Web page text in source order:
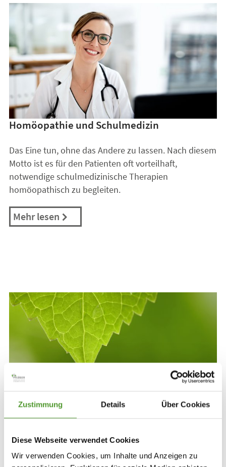
Zustimmung Details Über Cookies
Diese Webseite verwendet Cookies
Wir verwenden Cookies, um Inhalte und Anzeigen zu
Homöopathie und Schulmedizin
Das Eine tun, ohne das Andere zu lassen. Nach diesem
Motto ist es für den Patienten oft vorteilhaft,
notwendige schulmedizinische Therapien
homöopathisch zu begleiten.
Mehr lesen
Einzelmittel und Komplexmittel in der
Homöopathie